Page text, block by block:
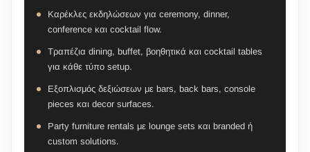
Καρέκλες εκδηλώσεων για ceremony, dinner,
conference και cocktail flow.
Τραπέζια dining, buffet, βοηθητικά και cocktail tables
για κάθε τύπο setup.
Εξοπλισμός δεξιώσεων με bars, back bars, console
pieces και decor surfaces.
Party furniture rentals με lounge sets και branded ή
custom solutions.